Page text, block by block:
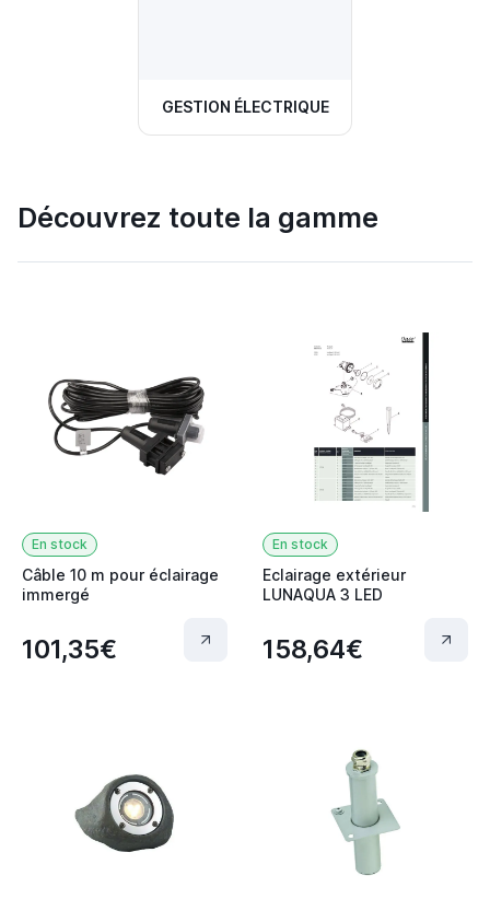
GESTION ÉLECTRIQUE
Découvrez toute la gamme
En stock
Câble 10 m pour éclairage
immergé
101,35€
En stock
Eclairage extérieur
LUNAQUA 3 LED
158,64€